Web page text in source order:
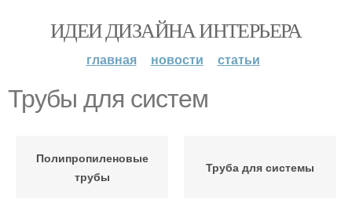
ИДЕИ ДИЗАЙНА ИНТЕРЬЕРА
главная новости статьи
Трубы для систем
Полипропиленовые
трубы
Труба для системы